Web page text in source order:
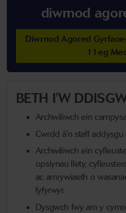
diwrnod
Diwrnod Agored
11eg
BETH I'W
Archwiliwch ein
Cwrdd â'n staff addysgu
Archwiliwch ein
opsiynau llety,
ac amrywiaeth o
fyfyrwyr.
Dysgwch fwy am y